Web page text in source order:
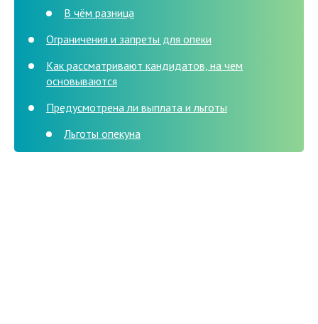
В чём разница
Ограничения и запреты для опеки
Как рассматривают кандидатов, на чем
основываются
Предусмотрена ли выплата и льготы
Льготы опекуна